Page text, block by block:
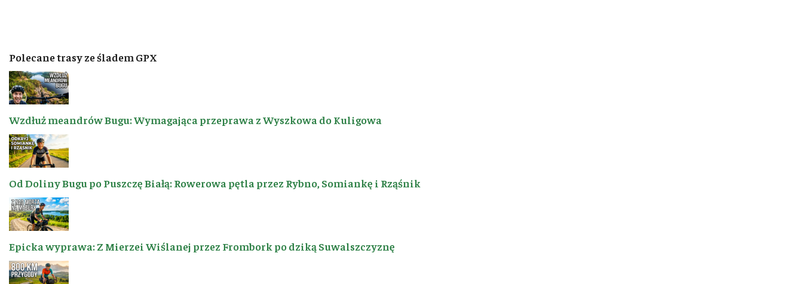
Polecane trasy ze śladem GPX
Wzdłuż meandrów Bugu: Wymagająca przeprawa z Wyszkowa do Kuligowa
Od Doliny Bugu po Puszczę Białą: Rowerowa pętla przez Rybno, Somiankę i Rząśnik
Epicka wyprawa: Z Mierzei Wiślanej przez Frombork po dziką Suwalszczyznę